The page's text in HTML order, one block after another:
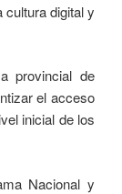
cultura digital y
provincial de
el acceso
inicial de los
Nacional y